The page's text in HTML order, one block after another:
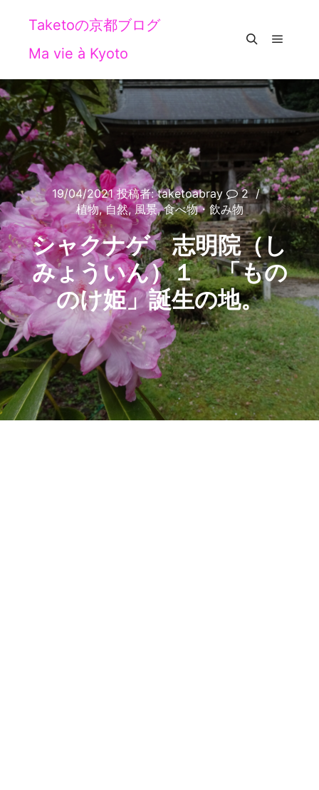
Taketoの京都ブログ
Ma vie à Kyoto
19/04/2021投稿者:taketoabray
2
植物,自然,風景,食べ物・飲み物
シャクナゲ 志明院（し
みょういん）１ 「もの
のけ姫」誕生の地。